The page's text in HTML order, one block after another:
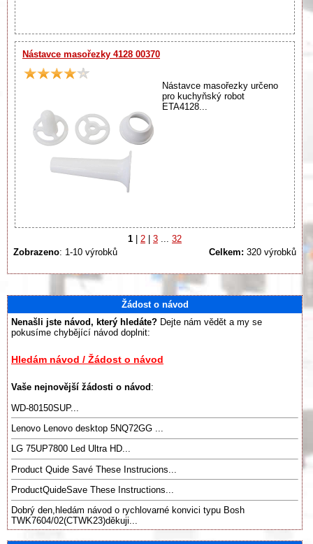
Nástavce masořezky 4128 00370
Nástavce masořezky určeno
pro kuchyňský robot
ETA4128...
1 | 2 | 3
32
Zobrazeno: 1-10 výrobků Celkem: 320 výrobků
Žádost o návod
Nenašli jste návod, který hledáte? Dejte nám vědět a my se
pokusíme chybějící návod doplnit:
Hledám návod / Žádost o návod
Vaše nejnovější žádosti o návod :
WD-80150SUP...
Lenovo Lenovo desktop 5NQ72GG ...
LG 75UP7800 Led Ultra HD...
Product Quide Savé These Instrucions...
ProductQuideSave These Instructions...
Dobrý den,hledám návod o rychlovarné konvici typu Bosh
TWK7604/02(CTWK23)děkuji...